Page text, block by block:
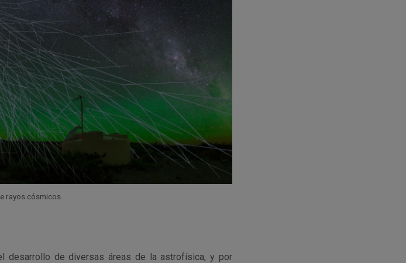
rayos cósmicos.
desarrollo de diversas áreas de la astrofísica, y por